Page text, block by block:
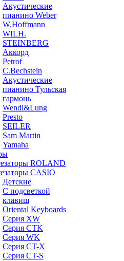
Акустические
пианино Weber
W.Hoffmann
WILH.
STEINBERG
Аккорд
Petrof
C.Bechstein
Акустические
пианино Тульская
гармонь
Wendl&Lung
Presto
SEILER
Sam Martin
Yamaha
ROLAND
CASIO
Детские
С подсветкой
клавиш
Oriental Keyboards
Cерия XW
Серия CTK
Серия WK
Серия CT-X
Серия CT-S